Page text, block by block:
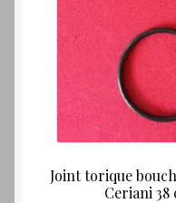
Joint torique
Ceriani